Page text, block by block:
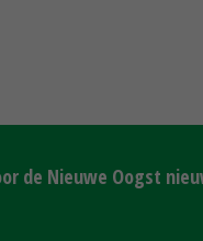
de Nieuwe Oogst